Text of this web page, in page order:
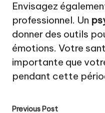
Envisagez
professionnel. Un
donner des outils
émotions. Votre
importante que
pendant cette
Previous Post